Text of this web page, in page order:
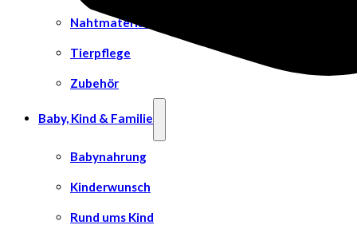
Nahtmaterial
Tierpflege
Zubehör
Baby, Kind & Familie
Babynahrung
Kinderwunsch
Rund ums Kind